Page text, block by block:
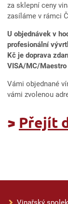
za sklepní ceny
zasíláme v rámci
U objednávek v
profesionální
Kč je doprava
VISA/MC/Maestro
Vámi objednané
vámi zvolenou
> Přejít